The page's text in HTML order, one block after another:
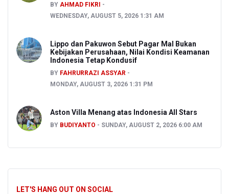
BY AHMAD FIKRI
WEDNESDAY, AUGUST 5, 2026 1:31 AM
Lippo dan Pakuwon Sebut Pagar Mal Bukan
Kebijakan Perusahaan, Nilai Kondisi Keamanan
Indonesia Tetap Kondusif
BY FAHRURRAZI ASSYAR
MONDAY, AUGUST 3, 2026 1:31 PM
Aston Villa Menang atas Indonesia All Stars
BY BUDIYANTO SUNDAY, AUGUST 2, 2026 6:00 AM
LET'S HANG OUT ON SOCIAL